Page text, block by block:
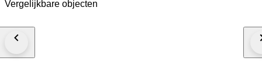
Vergelijkbare objecten